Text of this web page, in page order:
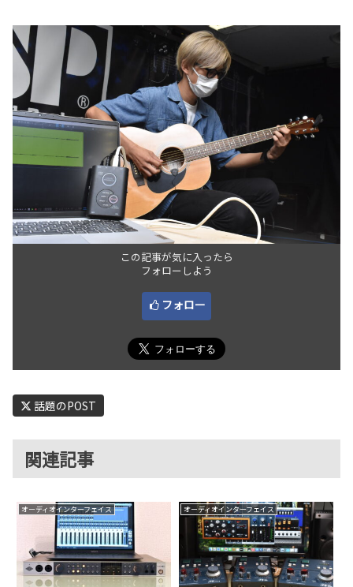
この記事が気に入ったら
フォローしよう
フォロー
話題のPOST
関連記事
オーディオインターフェイス オーディオインターフェイス